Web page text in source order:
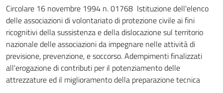
Circolare 16 novembre 1994 n. 01768 Istituzione dell'elenco
delle associazioni di volontariato di protezione civile ai fini
ricognitivi della sussistenza e della dislocazione sul territorio
nazionale delle associazioni da impegnare nelle attività di
previsione, prevenzione, e soccorso. Adempimenti finalizzati
all'erogazione di contributi per il potenziamento delle
attrezzature ed il miglioramento della preparazione tecnica